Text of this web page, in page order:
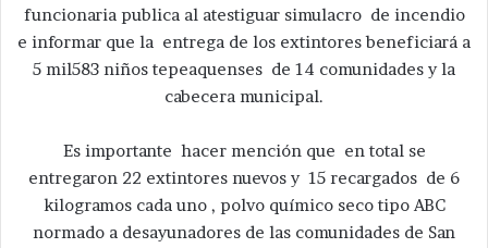
funcionaria publica al atestiguar simulacro de incendio
e informar que la entrega de los extintores beneficiará a
5 mil583 niños tepeaquenses de 14 comunidades y la
cabecera municipal.
Es importante hacer mención que en total se
entregaron 22 extintores nuevos y 15 recargados de 6
kilogramos cada uno , polvo químico seco tipo ABC
normado a desayunadores de las comunidades de San